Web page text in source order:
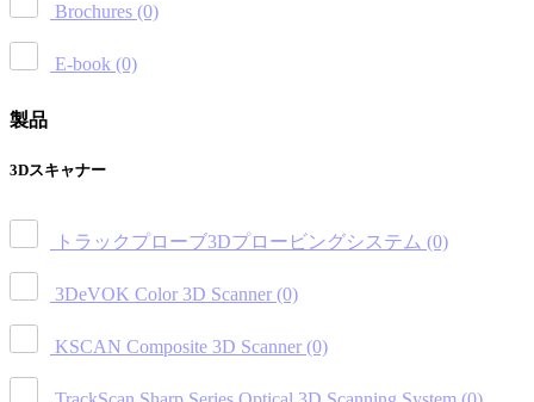
Brochures (0)
E-book (0)
製品
3Dスキャナー
トラックプローブ3Dプロービングシステム (0)
3DeVOK Color 3D Scanner (0)
KSCAN Composite 3D Scanner (0)